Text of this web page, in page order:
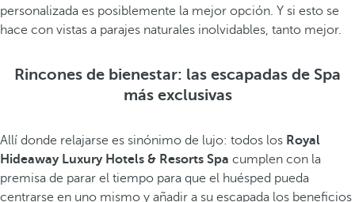
personalizada es posiblemente la mejor opción. Y si esto se
hace con vistas a parajes naturales inolvidables, tanto mejor.
Rincones de bienestar: las escapadas de Spa
más exclusivas
Allí donde relajarse es sinónimo de lujo: todos los Royal
Hideaway Luxury Hotels & Resorts Spa cumplen con la
premisa de parar el tiempo para que el huésped pueda
centrarse en uno mismo y añadir a su escapada los beneficios